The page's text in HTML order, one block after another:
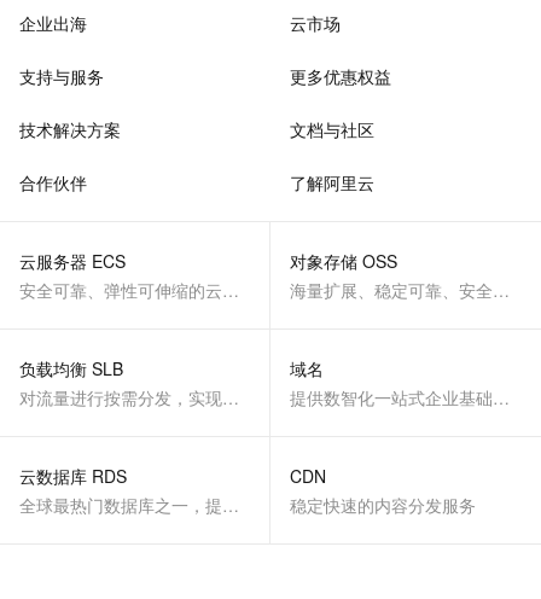
企业出海 云市场
支持与服务 更多优惠权益
技术解决方案 文档与社区
合作伙伴 了解阿里云
云服务器 ECS
安全可靠、弹性可伸缩的云计算服务
对象存储 OSS
海量扩展、稳定可靠、安全、低成本、智能
负载均衡 SLB
对流量进行按需分发，实现应用高可用
域名
提供数智化一站式企业基础服务
云数据库 RDS
全球最热门数据库之一，提供全托管的稳定服务
CDN
稳定快速的内容分发服务